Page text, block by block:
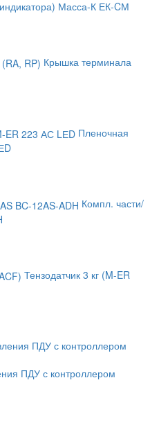
Масса-К ЕК-CМ
Крышка терминала
Пленочная
Компл. части/
Тензодатчик 3 кг (M-ER
ПДУ с контроллером